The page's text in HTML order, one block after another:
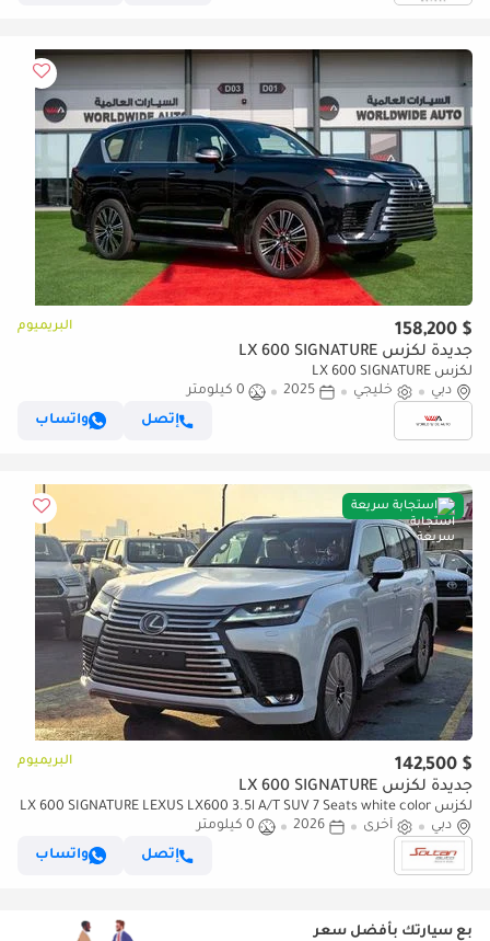
$ 158,200 البريميوم
جديدة لكزس LX 600 SIGNATURE
لكزس LX 600 SIGNATURE
دبي
خليجي 2025
0 كيلومتر
إتصل
واتساب
استجابة سريعة
$ 142,500 البريميوم
جديدة لكزس LX 600 SIGNATURE
لكزس LX 600 SIGNATURE LEXUS LX600 3.5l A/T SUV 7 Seats white color
2026 Model
دبي أخرى 2026
0 كيلومتر
إتصل
واتساب
بع سيارتك بأفضل سعر